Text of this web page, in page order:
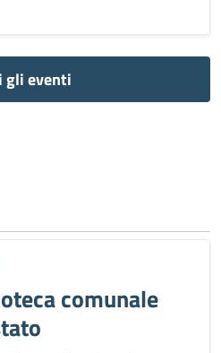
gli eventi
comunale